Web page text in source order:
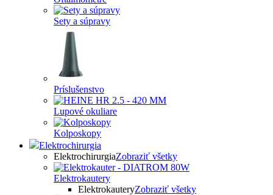
Sety a súpravy
Príslušenstvo
Lupové okuliare
Kolposkopy
Elektrochirurgia
ElektrochirurgiaZobraziť všetky
Elektrokautery
ElektrokauteryZobraziť všetky